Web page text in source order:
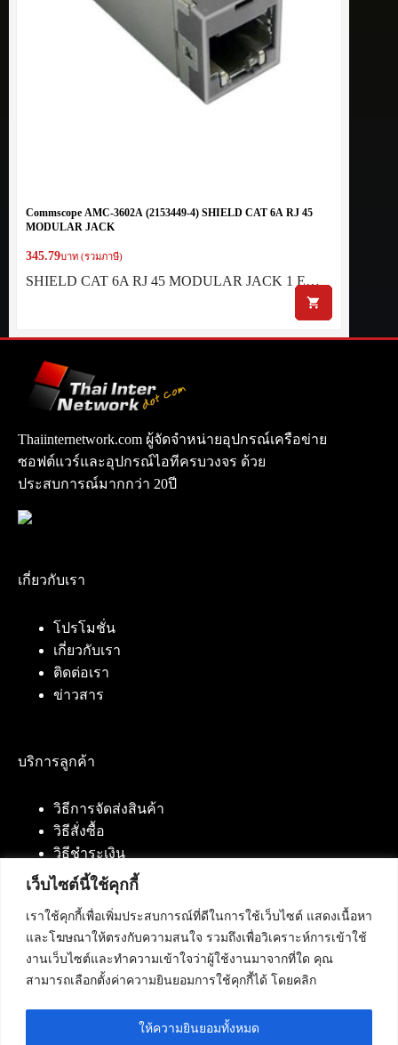
เว็บไซต์นี้ใช้คุกกี้
เราใช้คุกกี้เพื่อเพิ่มประสบการณ์ที่ดีในการใช้เว็บไซต์ แสดงเนื้อหา
และโฆษณาให้ตรงกับความสนใจ รวมถึงเพื่อวิเคราะห์การเข้าใช้
งานเว็บไซต์และทำความเข้าใจว่าผู้ใช้งานมาจากที่ใด คุณ
สามารถเลือกตั้งค่าความยินยอมการใช้คุกกี้ได้ โดยคลิก
ให้ความยินยอมทั้งหมด
Commscope AMC-3602A (2153449-4) SHIELD CAT 6A RJ 45
MODULAR JACK
345.79บาท (รวมภาษี)
SHIELD CAT 6A RJ 45 MODULAR JACK 1 E…
Thaiinternetwork.com ผู้จัดจำหน่ายอุปกรณ์เครือข่าย
ซอฟต์แวร์และอุปกรณ์ไอทีครบวงจร ด้วย
ประสบการณ์มากกว่า 20ปี
เกี่ยวกับเรา
โปรโมชั่น
เกี่ยวกับเรา
ติดต่อเรา
ข่าวสาร
บริการลูกค้า
วิธีการจัดส่งสินค้า
วิธีสั่งซื้อ
วิธีชำระเงิน
ติดต่อเรา
บริษัท เน็ทฟิวชั่น คอมมิวนิเคชั่น จำกัด 420/94 ถนน
นัมเบอร์วัน-ราม 2 แขวงดอกไม้, เขตประเวศ
กรุงเทพมหานคร 10250